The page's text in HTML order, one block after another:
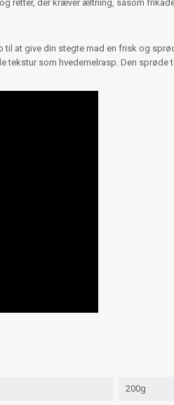
retter, der kræver æltning, såsom
til at give din stegte mad en frisk og
som hvedemelrasp. Den sprøde
200g